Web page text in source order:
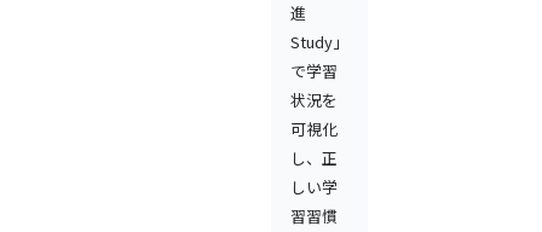
進
Study」
で学習
状況を
可視化
し、正
しい学
習習慣